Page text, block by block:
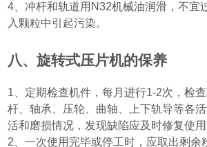
4 、冲杆和轨道用 N32机械油润滑，不宜
入颗粒中引起污染。
八、旋转式压片机的保养
1 、定期检查机件，每月进行1-2次，检
杆、轴承、压轮、曲轴、上下轨导等各
活和磨损情况，发现缺陷应及时修复使用
2 、一次使用完毕或停工时，应取出剩